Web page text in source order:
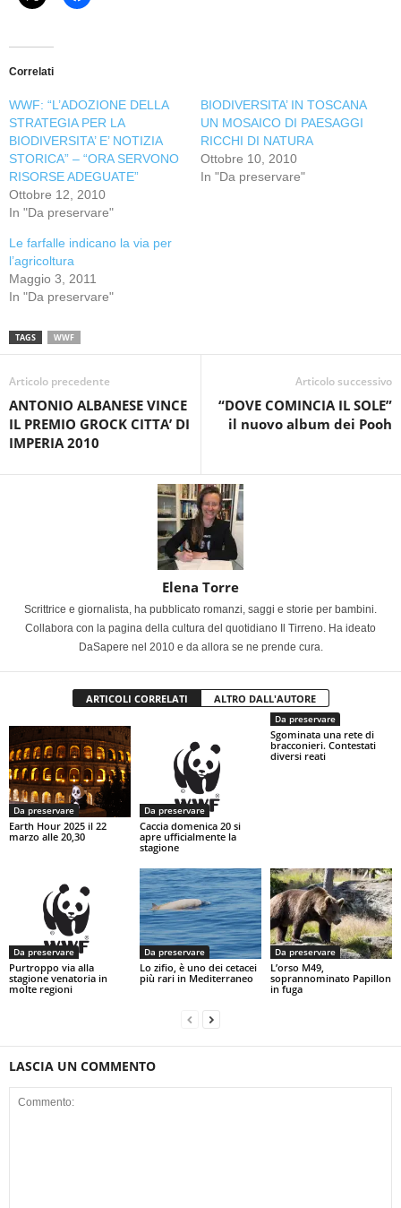
Correlati
WWF: “L’ADOZIONE DELLA
STRATEGIA PER LA
BIODIVERSITA’ E’ NOTIZIA
STORICA” – “ORA SERVONO
RISORSE ADEGUATE”
Ottobre 12, 2010
In "Da preservare"
BIODIVERSITA’ IN TOSCANA
UN MOSAICO DI PAESAGGI
RICCHI DI NATURA
Ottobre 10, 2010
In "Da preservare"
Le farfalle indicano la via per
l’agricoltura
Maggio 3, 2011
In "Da preservare"
TAGS WWF
Articolo precedente
ANTONIO ALBANESE VINCE
IL PREMIO GROCK CITTA’ DI
IMPERIA 2010
Articolo successivo
“DOVE COMINCIA IL SOLE”
il nuovo album dei Pooh
Elena Torre
Scrittrice e giornalista, ha pubblicato romanzi, saggi e storie per bambini.
Collabora con la pagina della cultura del quotidiano Il Tirreno. Ha ideato
DaSapere nel 2010 e da allora se ne prende cura.
ARTICOLI CORRELATI ALTRO DALL'AUTORE
Da preservare
Earth Hour 2025 il 22
marzo alle 20,30
Da preservare
Caccia domenica 20 si
apre ufficialmente la
stagione
Da preservare
Sgominata una rete di
bracconieri. Contestati
diversi reati
Da preservare
Purtroppo via alla
stagione venatoria in
molte regioni
Da preservare
Lo zifio, è uno dei cetacei
più rari in Mediterraneo
Da preservare
L’orso M49,
soprannominato Papillon
in fuga
LASCIA UN COMMENTO